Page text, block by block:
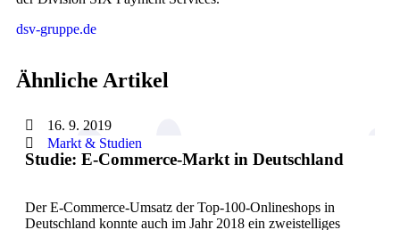
dsv-gruppe.de
Ähnliche Artikel
16. 9. 2019
Markt & Studien
Studie: E-Commerce-Markt in Deutschland
Der E-Commerce-Umsatz der Top-100-Onlineshops in
Deutschland konnte auch im Jahr 2018 ein zweistelliges